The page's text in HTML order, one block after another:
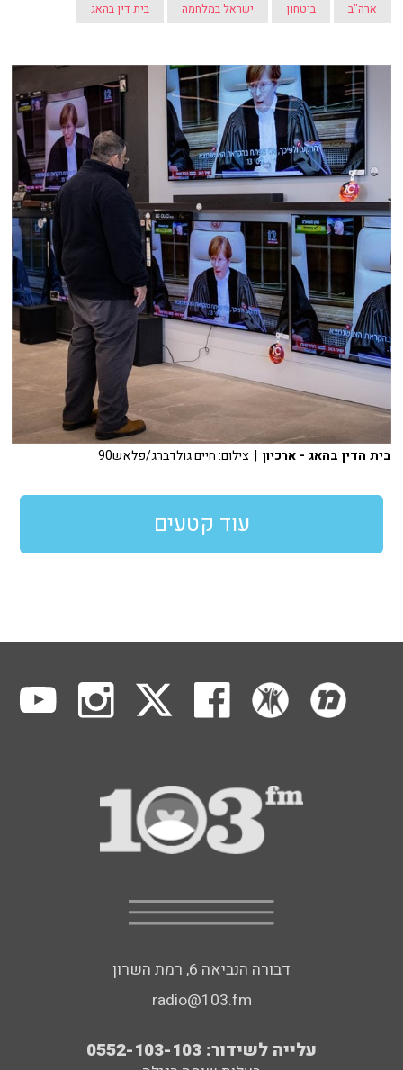
ארה"ב ביטחון ישראל במלחמה בית דין בהאג
בית הדין בהאג - ארכיון | צילום: חיים גולדברג/פלאש90
עוד קטעים
דבורה הנביאה 6, רמת השרון
radio@103.fm
עלייה לשידור: 0552-103-103